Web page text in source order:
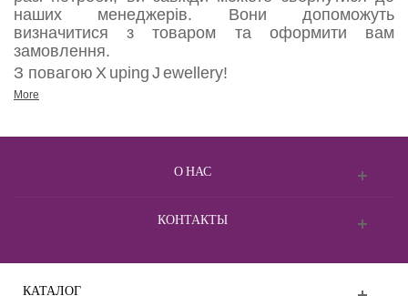
наших менеджерів. Вони допоможуть
визначитися з товаром та оформити вам
замовлення.
З повагою X uping J ewellery!
More
О НАС
КОНТАКТЫ
КАТАЛОГ